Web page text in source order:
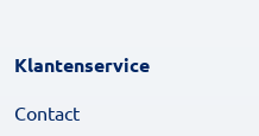
Klantenservice
Contact